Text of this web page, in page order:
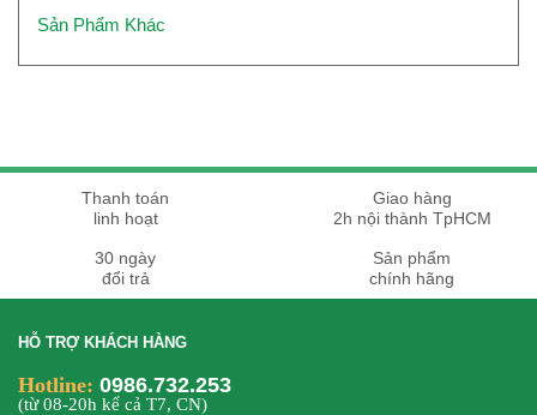
Sản Phẩm Khác
Thanh toán
linh hoạt
Giao hàng
2h nội thành TpHCM
30 ngày
đổi trả
Sản phẩm
chính hãng
HỖ TRỢ KHÁCH HÀNG
Hotline: 0986.732.253
(từ 08-20h kể cả T7, CN)